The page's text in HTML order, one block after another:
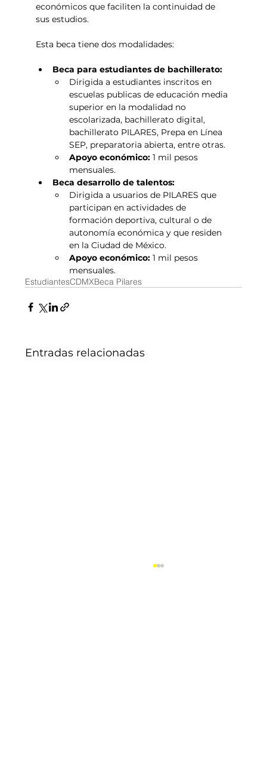
económicos que faciliten la continuidad de
sus estudios.
Esta beca tiene dos modalidades:
Beca para estudiantes de bachillerato:
Dirigida a estudiantes inscritos en
escuelas publicas de educación media
superior en la modalidad no
escolarizada, bachillerato digital,
bachillerato PILARES, Prepa en Línea
SEP, preparatoria abierta, entre otras.
Apoyo económico: 1 mil pesos
mensuales.
Beca desarrollo de talentos:
Dirigida a usuarios de PILARES que
participan en actividades de
formación deportiva, cultural o de
autonomía económica y que residen
en la Ciudad de México.
Apoyo económico: 1 mil pesos
mensuales.
EstudiantesCDMXBeca Pilares
Entradas relacionadas